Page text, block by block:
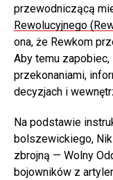
przewodniczącą
Rewolucyjnego
ona, że Rewkom
Aby temu
przekonaniami,
decyzjach i
Na podstawie
bolszewickiego,
zbrojną — Wolny
bojowników z